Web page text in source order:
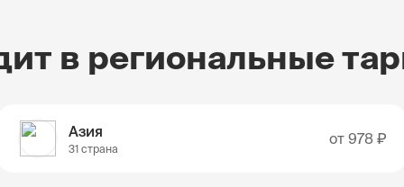
в региональные
Азия
31 страна
от 978 ₽